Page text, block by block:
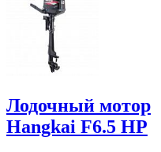
Лодочный мотор
Hangkai F6.5 HP